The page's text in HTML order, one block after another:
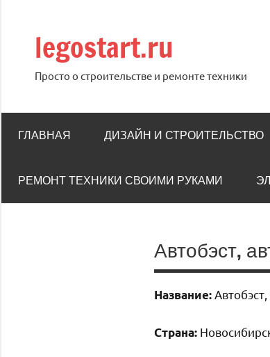
содержимому
legostart.ru
Просто о строительстве и ремонте техники
ГЛАВНАЯ ДИЗАЙН И СТРОИТЕЛЬСТВО
РЕМОНТ ТЕХНИКИ СВОИМИ РУКАМИ
Автобэст,
Название:
Страна: